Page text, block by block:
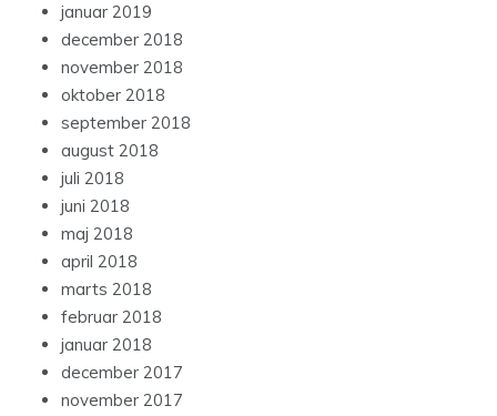
januar 2019
december 2018
november 2018
oktober 2018
september 2018
august 2018
juli 2018
juni 2018
maj 2018
april 2018
marts 2018
februar 2018
januar 2018
december 2017
november 2017